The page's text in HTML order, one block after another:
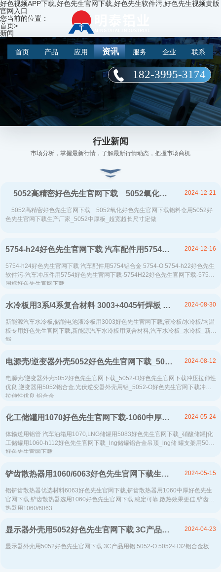
好色视频APP下载,好色先生官网下载,好色先生软件污,好色先生视频黄版
官网入口
首页 产品 应用 资讯 服务 企业 联系
182-3995-3174
您当前的位置：
首页>
新闻
为您推荐优
行业新闻
市场分析，掌握最新行情，了解最新行情动态，把握市场商机
5052高精密好色先生官网下载 5052氧化好色先生官网下载铝料仓用5052好色先生官网下载生产厂家_5052中厚板_超宽超长尺寸定做
5052高精密好色先生官网下载 5052氧化好色先生官网下载铝料仓用5052好
色先生官网下载生产厂家_5052中厚板_超宽超长尺寸定做
2024-12-21
5754-h24好色先生官网下载 汽车配件用5754铝合金 5754-O 5754-h22好色先生软件污-汽车冲压件用5754好色先生官网下载-5754H22好色先生官网下载-5754国标好色先生官网下载
5754-h24好色先生官网下载 汽车配件用5754铝合金 5754-O 5754-h22好色先生
软件污-汽车冲压件用5754好色先生官网下载-5754H22好色先生官网下载-5754
国标好色先生官网下载...
2024-12-16
水冷板用3系/4系复合材料 3003+4045钎焊板 支持定做
新能源汽车水冷板,储能电池液冷板用3003好色先生官网下载,液冷板/水冷板/均温
板专用好色先生官网下载,新能源汽车水冷板用复合材料,汽车水冷板_水冷板_新
能...
2024-08-30
电源壳/逆变器外壳5052好色先生官网下载_5052-O好色先生官网下载冲压拉伸性优良-高延伸-耐腐蚀性好-易加工
电源壳/逆变器外壳5052好色先生官网下载_5052-O好色先生官网下载冲压拉伸性
优良,逆变器用5052铝合金,光伏逆变器外壳用铝_5052-O好色先生官网下载冲压
拉伸性优良,铝合金...
2024-08-12
化工储罐用1070好色先生官网下载-1060中厚好色先生官网下载_1070-h112铝合金板生产厂家-好色视频APP下载铝业
体输送用铝管 汽车油箱用1070,LNG储罐用5083好色先生官网下载_硝酸储罐|化
工储罐用1060-h112好色先生官网下载_lng储罐铝合金吊顶_lng储 罐支架用5083
好色先生官网下载...
2024-05-24
铲齿散热器用1060/6063好色先生官网下载生产厂家-好色视频APP下载铝业-上市铝加工企业
铝铲齿散热器优选材料6063好色先生官网下载,铲齿散热器用1060中厚好色先生
官网下载,铲齿散热器选用1060好色先生官网下载,稳定可靠,散热效果更佳,铲齿散
热器用1060/6063...
2024-05-15
显示器外壳用5052好色先生官网下载 3C产品用铝 5052-O 5052-H32铝合金板
显示器外壳用5052好色先生官网下载 3C产品用铝 5052-O 5052-H32铝合金板
2024-04-23